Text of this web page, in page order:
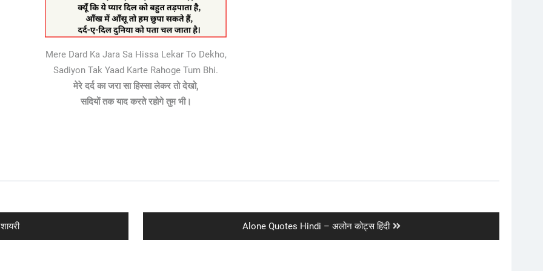
Mere Dard Ka Jara Sa Hissa Lekar To Dekho,
Sadiyon Tak Yaad Karte Rahoge Tum Bhi.
मेरे दर्द का जरा सा हिस्सा लेकर तो देखो,
सदियों तक याद करते रहोगे तुम भी।
Next
post:
Alone Quotes Hindi – अलोन कोट्स हिंदी